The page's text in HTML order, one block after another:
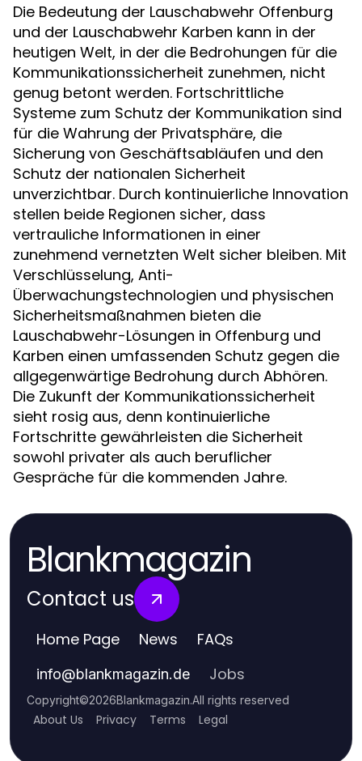
Die Bedeutung der Lauschabwehr Offenburg
und der Lauschabwehr Karben kann in der
heutigen Welt, in der die Bedrohungen für die
Kommunikationssicherheit zunehmen, nicht
genug betont werden. Fortschrittliche
Systeme zum Schutz der Kommunikation sind
für die Wahrung der Privatsphäre, die
Sicherung von Geschäftsabläufen und den
Schutz der nationalen Sicherheit
unverzichtbar. Durch kontinuierliche Innovation
stellen beide Regionen sicher, dass
vertrauliche Informationen in einer
zunehmend vernetzten Welt sicher bleiben. Mit
Verschlüsselung, Anti-
Überwachungstechnologien und physischen
Sicherheitsmaßnahmen bieten die
Lauschabwehr-Lösungen in Offenburg und
Karben einen umfassenden Schutz gegen die
allgegenwärtige Bedrohung durch Abhören.
Die Zukunft der Kommunikationssicherheit
sieht rosig aus, denn kontinuierliche
Fortschritte gewährleisten die Sicherheit
sowohl privater als auch beruflicher
Gespräche für die kommenden Jahre.
Blankmagazin
Contact us
Home Page News FAQs
info@blankmagazin.de Jobs
Copyright©2026Blankmagazin.All rights reserved
About Us Privacy Terms Legal